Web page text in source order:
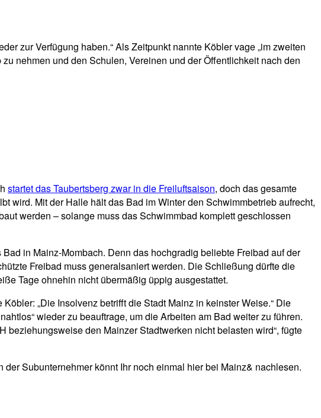
zur Verfügung haben.“ Als Zeitpunkt nannte Köbler vage „im zweiten
nehmen und den Schulen, Vereinen und der Öffentlichkeit nach den
startet das Taubertsberg zwar in die Freiluftsaison, doch das gesamte
wird. Mit der Halle hält das Bad im Winter den Schwimmbetrieb aufrecht,
werden – solange muss das Schwimmbad komplett geschlossen
in Mainz-Mombach. Denn das hochgradig beliebte Freibad auf der
Freibad muss generalsaniert werden. Die Schließung dürfte die
Tage ohnehin nicht übermäßig üppig ausgestattet.
„Die Insolvenz betrifft die Stadt Mainz in keinster Weise.“ Die
wieder zu beauftrage, um die Arbeiten am Bad weiter zu führen.
beziehungsweise den Mainzer Stadtwerken nicht belasten wird“, fügte
Subunternehmer könnt Ihr noch einmal hier bei Mainz& nachlesen.